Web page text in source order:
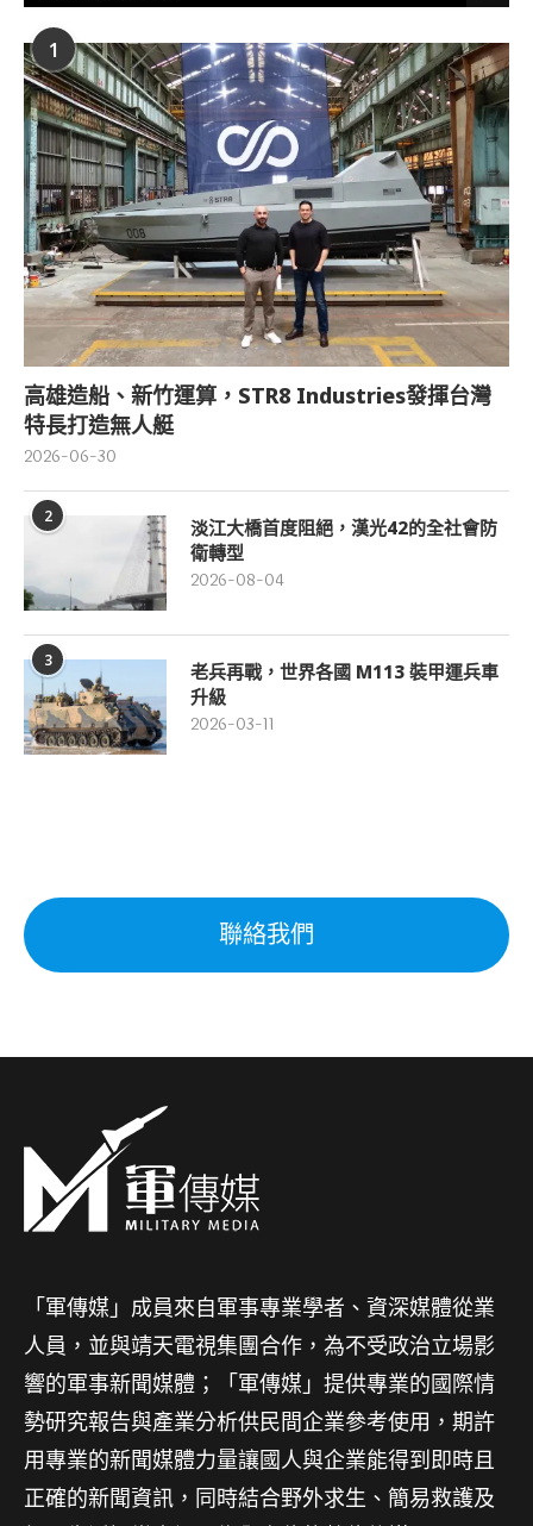
1
高雄造船、新竹運算，STR8 Industries發揮台灣
特長打造無人艇
2026-06-30
2
淡江大橋首度阻絕，漢光42的全社會防
衛轉型
2026-08-04
3
老兵再戰，世界各國 M113 裝甲運兵車
升級
2026-03-11
聯絡我們
「軍傳媒」成員來自軍事專業學者、資深媒體從業
人員，並與靖天電視集團合作，為不受政治立場影
響的軍事新聞媒體；「軍傳媒」提供專業的國際情
勢研究報告與產業分析供民間企業參考使用，期許
用專業的新聞媒體力量讓國人與企業能得到即時且
正確的新聞資訊，同時結合野外求生、簡易救護及